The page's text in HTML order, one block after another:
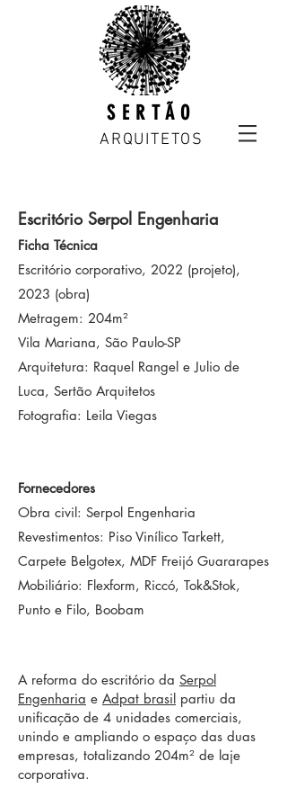
SERTÃO
ARQUITETOS
Escritório Serpol Engenharia
Ficha Técnica
Escritório corporativo, 2022 (projeto),
2023 (obra)
Metragem: 204m²
Vila Mariana, São Paulo-SP
Arquitetura: Raquel Rangel e Julio de
Luca, Sertão Arquitetos
Fotografia: Leila Viegas
Fornecedores
Obra civil: Serpol Engenharia
Revestimentos: Piso Vinílico Tarkett,
Carpete Belgotex, MDF Freijó Guararapes
Mobiliário: Flexform, Riccó, Tok&Stok,
Punto e Filo, Boobam
A reforma do escritório da Serpol
Engenharia e Adpat brasil partiu da
unificação de 4 unidades comerciais,
unindo e ampliando o espaço das duas
empresas, totalizando 204m² de laje
corporativa.